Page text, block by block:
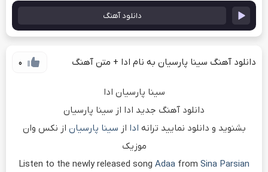
دانلود آهنگ
0 دانلود آهنگ سینا پارسیان به نام ادا + متن آهنگ
سینا پارسیان ادا
دانلود آهنگ جدید ادا از سینا پارسیان
بشنوید و دانلود نمایید ترانه ادا از سینا پارسیان از نکس وان
موزیک
Listen to the newly released song Adaa from Sina Parsian